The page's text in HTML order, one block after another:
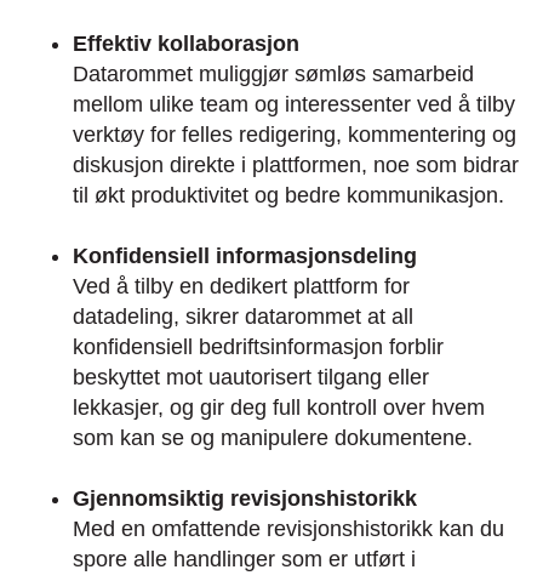
Effektiv kollaborasjon
Datarommet muliggjør sømløs samarbeid
mellom ulike team og interessenter ved å tilby
verktøy for felles redigering, kommentering og
diskusjon direkte i plattformen, noe som bidrar
til økt produktivitet og bedre kommunikasjon.
Konfidensiell informasjonsdeling
Ved å tilby en dedikert plattform for
datadeling, sikrer datarommet at all
konfidensiell bedriftsinformasjon forblir
beskyttet mot uautorisert tilgang eller
lekkasjer, og gir deg full kontroll over hvem
som kan se og manipulere dokumentene.
Gjennomsiktig revisjonshistorikk
Med en omfattende revisjonshistorikk kan du
spore alle handlinger som er utført i